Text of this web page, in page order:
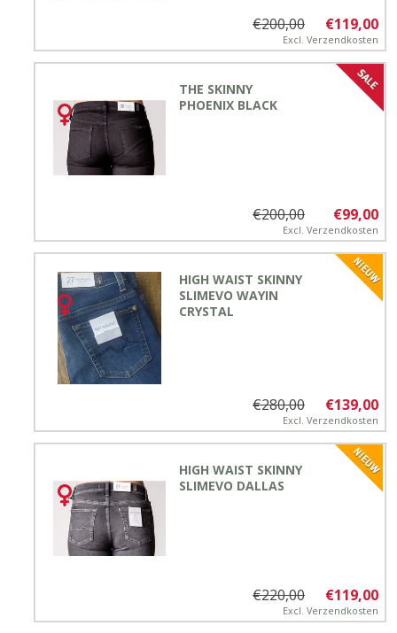
€119,00
€200,00
Excl. Verzendkosten
THE SKINNY
PHOENIX BLACK
€99,00
€200,00
Excl. Verzendkosten
HIGH WAIST SKINNY
SLIMEVO WAYIN
CRYSTAL
€139,00
€280,00
Excl. Verzendkosten
HIGH WAIST SKINNY
SLIMEVO DALLAS
€119,00
€220,00
Excl. Verzendkosten